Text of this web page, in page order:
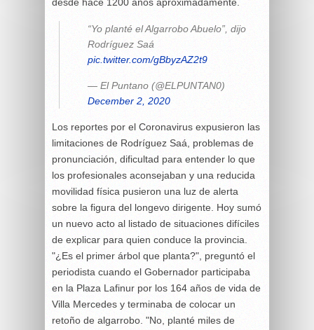
“Yo planté el Algarrobo Abuelo”, dijo
Rodríguez Saá
pic.twitter.com/gBbyzAZ2t9
— El Puntano (@ELPUNTAN0)
December 2, 2020
Los reportes por el Coronavirus expusieron las
limitaciones de Rodríguez Saá, problemas de
pronunciación, dificultad para entender lo que
los profesionales aconsejaban y una reducida
movilidad física pusieron una luz de alerta
sobre la figura del longevo dirigente. Hoy sumó
un nuevo acto al listado de situaciones difíciles
de explicar para quien conduce la provincia.
"¿Es el primer árbol que planta?", preguntó el
periodista cuando el Gobernador participaba
en la Plaza Lafinur por los 164 años de vida de
Villa Mercedes y terminaba de colocar un
retoño de algarrobo. "No, planté miles de